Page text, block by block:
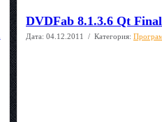
DVDFab 8.1.3.6 Qt
Дата: 04.12.2011 / Категория: